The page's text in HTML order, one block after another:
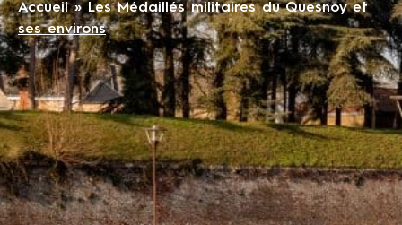
Accueil» Les Médaillés militaires du Quesnoy et
ses environs